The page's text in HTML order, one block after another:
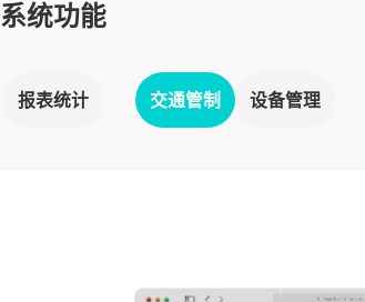
系统功能
报表统计 交通管制 设备管理